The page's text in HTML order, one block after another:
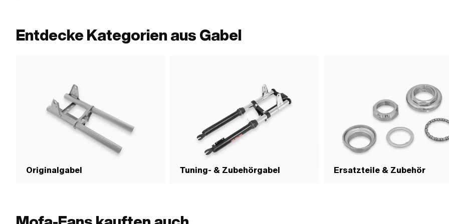
Entdecke Kategorien aus Gabel
Originalgabel Tuning- & Zubehörgabel Ersatzteile & Zubehör